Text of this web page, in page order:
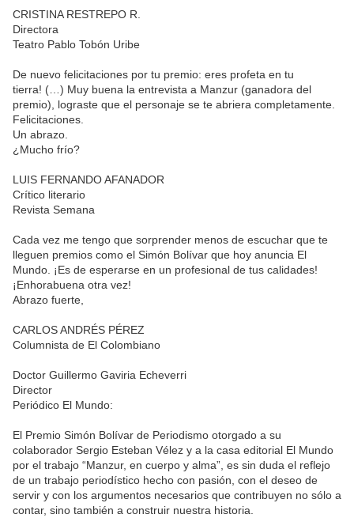
CRISTINA RESTREPO R.
Directora
Teatro Pablo Tobón Uribe
De nuevo felicitaciones por tu premio: eres profeta en tu
tierra! (…) Muy buena la entrevista a Manzur (ganadora del
premio), lograste que el personaje se te abriera completamente.
Felicitaciones.
Un abrazo.
¿Mucho frío?
LUIS FERNANDO AFANADOR
Crítico literario
Revista Semana
Cada vez me tengo que sorprender menos de escuchar que te
lleguen premios como el Simón Bolívar que hoy anuncia El
Mundo. ¡Es de esperarse en un profesional de tus calidades!
¡Enhorabuena otra vez!
Abrazo fuerte,
CARLOS ANDRÉS PÉREZ
Columnista de El Colombiano
Doctor Guillermo Gaviria Echeverri
Director
Periódico El Mundo:
El Premio Simón Bolívar de Periodismo otorgado a su
colaborador Sergio Esteban Vélez y a la casa editorial El Mundo
por el trabajo “Manzur, en cuerpo y alma”, es sin duda el reflejo
de un trabajo periodístico hecho con pasión, con el deseo de
servir y con los argumentos necesarios que contribuyen no sólo a
contar, sino también a construir nuestra historia.